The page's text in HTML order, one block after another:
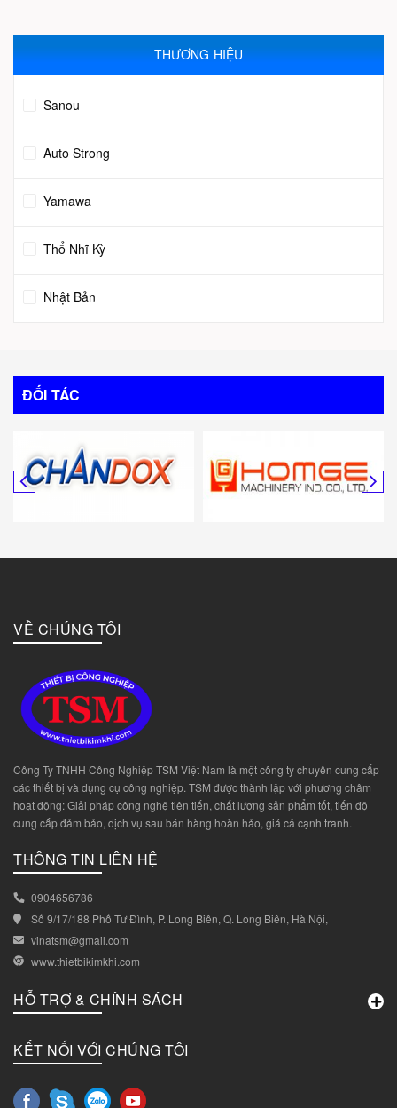
THƯƠNG HIỆU
Sanou
Auto Strong
Yamawa
Thổ Nhĩ Kỳ
Nhật Bản
Italy
Canada
Đài Loan
Bulgary
ĐỐI TÁC
VỀ CHÚNG TÔI
Công Ty TNHH Công Nghiệp TSM Việt Nam là một công ty chuyên cung cấp
các thiết bị và dụng cụ công nghiệp. TSM được thành lập với phương châm
hoạt động: Giải pháp công nghệ tiên tiến, chất lượng sản phẩm tốt, tiến độ
cung cấp đảm bảo, dịch vụ sau bán hàng hoàn hảo, giá cả cạnh tranh.
THÔNG TIN LIÊN HỆ
0904656786
Số 9/17/188 Phố Tư Đình, P. Long Biên, Q. Long Biên, Hà Nội,
vinatsm@gmail.com
www.thietbikimkhi.com
HỖ TRỢ & CHÍNH SÁCH
KẾT NỐI VỚI CHÚNG TÔI